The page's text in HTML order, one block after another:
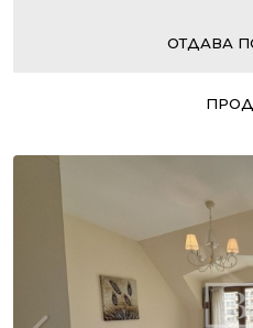
ОТДАВА